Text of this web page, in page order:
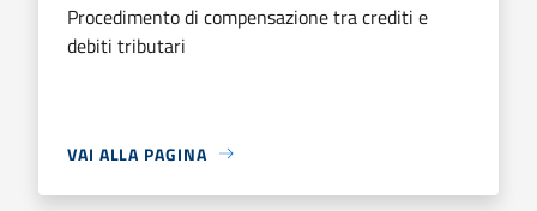
Procedimento di compensazione tra crediti e
debiti tributari
VAI ALLA PAGINA